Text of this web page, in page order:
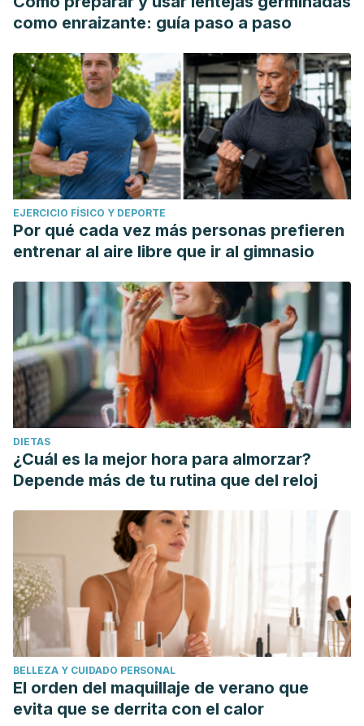
como enraizante: guía paso a paso
EJERCICIO FÍSICO Y DEPORTE
Por qué cada vez más personas prefieren
entrenar al aire libre que ir al gimnasio
DIETAS
¿Cuál es la mejor hora para almorzar?
Depende más de tu rutina que del reloj
BELLEZA Y CUIDADO PERSONAL
El orden del maquillaje de verano que
evita que se derrita con el calor